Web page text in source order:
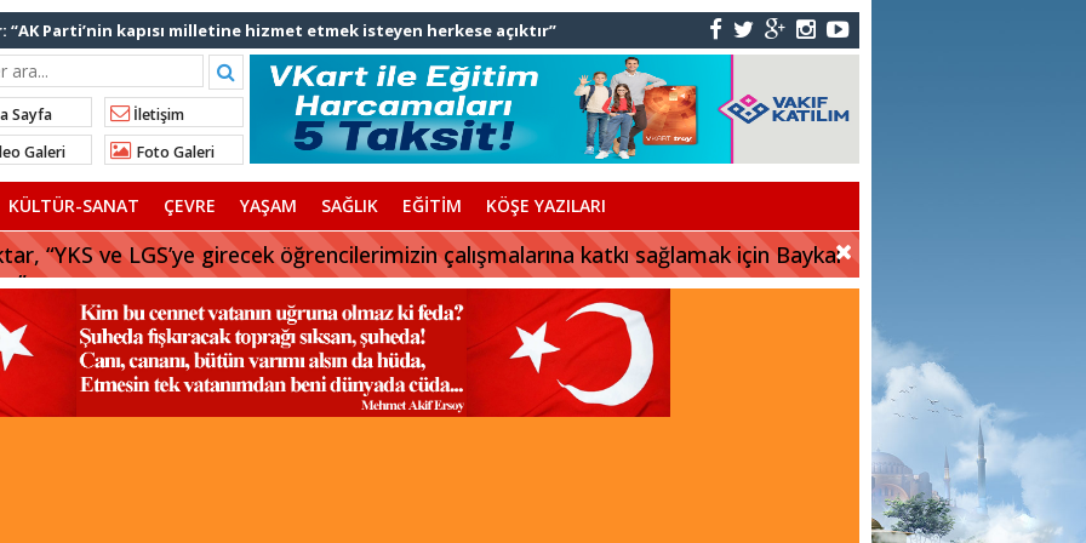
“AK Parti’nin kapısı milletine hizmet etmek isteyen herkese açıktır”
talimatla hakkımda karalama kampanyası yürütülüyor”
başkanlarından İl Başkanı Özdemir’e ziyaret
Bingöl’den İBB’ye tepki
Çerkez AK Parti’ye katıldı
AK Parti’ye katılıyor
çökmesine ilişkin açıklama
Sayfa
İletişim
Galeri
Foto Galeri
KÜLTÜR-SANAT ÇEVRE YAŞAM SAĞLIK EĞİTİM KÖŞE YAZILARI
“YKS ve LGS’ye girecek öğrencilerimizin çalışmalarına katkı sağlamak için Baykar